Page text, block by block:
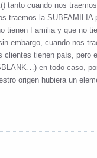
tanto cuando nos
traemos la SUBFAMILIA
tienen Familia y que no
embargo, cuando nos
clientes tienen país, pero
en todo caso,
origen hubiera un